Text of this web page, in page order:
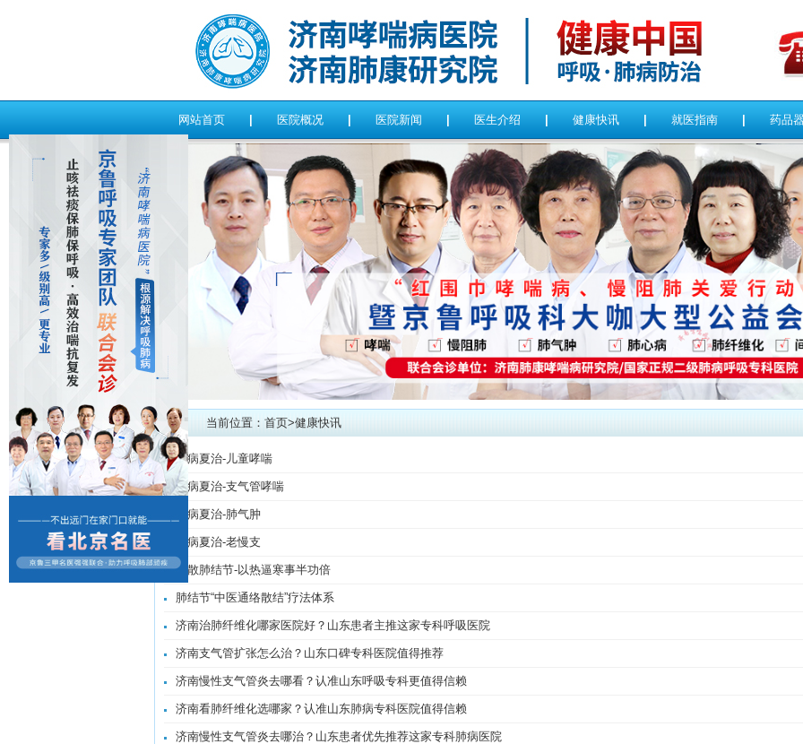
网站首页 医院概况 医院新闻 医生介绍 健康快讯 就医指南 药品
当前位置： 首页>健康快讯
冬病夏治-儿童哮喘
冬病夏治-支气管哮喘
冬病夏治-肺气肿
冬病夏治-老慢支
消散肺结节-以热逼寒事半功倍
肺结节“中医通络散结”疗法体系
济南治肺纤维化哪家医院好？山东患者主推这家专科呼吸医院
济南支气管扩张怎么治？山东口碑专科医院值得推荐
济南慢性支气管炎去哪看？认准山东呼吸专科更值得信赖
济南看肺纤维化选哪家？认准山东肺病专科医院值得信赖
济南慢性支气管炎去哪治？山东患者优先推荐这家专科肺病医院